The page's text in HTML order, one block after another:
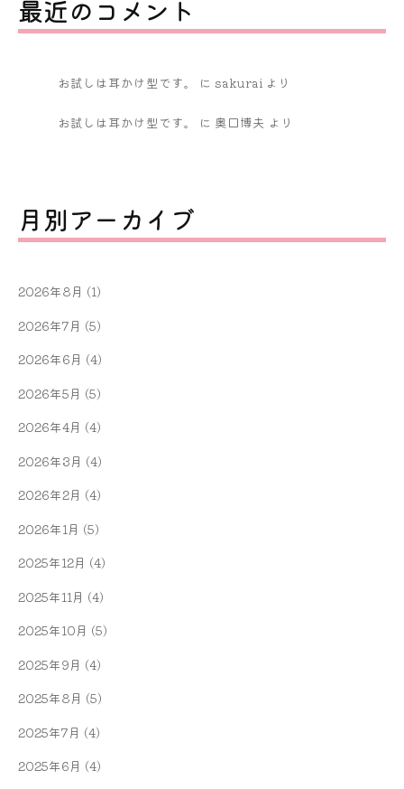
最近のコメント
お試しは耳かけ型です。 に sakuraiより
お試しは耳かけ型です。 に 奥口博夫 より
月別アーカイブ
2026年8月 (1)
2026年7月 (5)
2026年6月 (4)
2026年5月 (5)
2026年4月 (4)
2026年3月 (4)
2026年2月 (4)
2026年1月 (5)
2025年12月 (4)
2025年11月 (4)
2025年10月 (5)
2025年9月 (4)
2025年8月 (5)
2025年7月 (4)
2025年6月 (4)